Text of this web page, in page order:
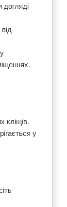
догляді
кліщів.
у